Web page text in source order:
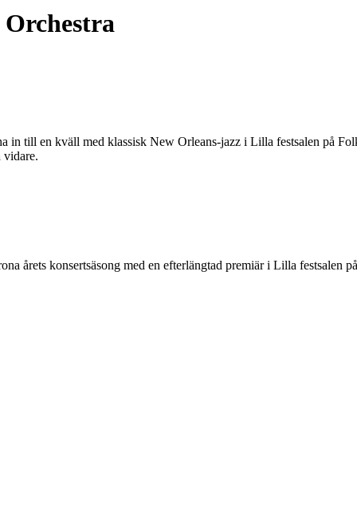
till en kväll med klassisk New Orleans-jazz i Lilla festsalen på
vidare.
årets konsertsäsong med en efterlängtad premiär i Lilla festsalen